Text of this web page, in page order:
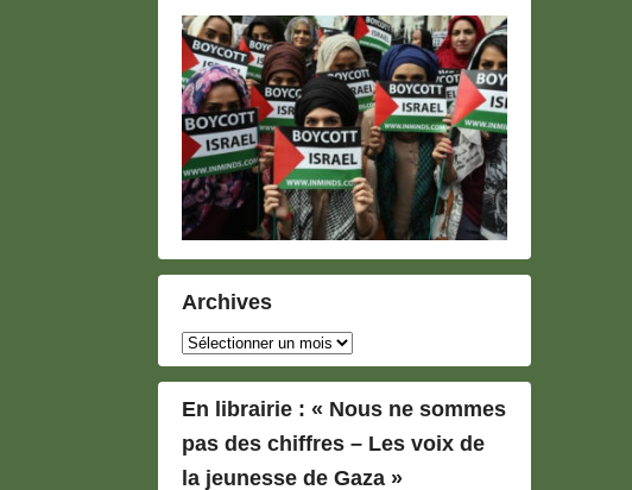
Archives
Archives
En librairie : « Nous ne sommes
pas des chiffres – Les voix de
la jeunesse de Gaza »